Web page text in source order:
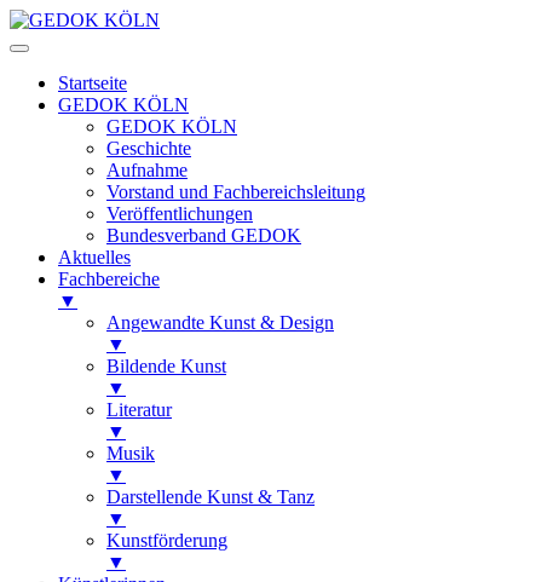
Startseite
GEDOK KÖLN
GEDOK KÖLN
Geschichte
Aufnahme
Vorstand und Fachbereichsleitung
Veröffentlichungen
Bundesverband GEDOK
Aktuelles
Fachbereiche
▼
Angewandte Kunst & Design
▼
Bildende Kunst
▼
Literatur
▼
Musik
▼
Darstellende Kunst & Tanz
▼
Kunstförderung
▼